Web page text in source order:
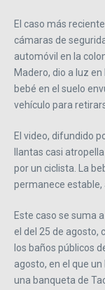
El caso más
cámaras de
automóvil en la
Madero, dio a luz
bebé en el suelo
vehículo para
El video, difundido
llantas casi
por un ciclista. La
permanece estable,
Este caso se suma
el del 25 de agosto,
los baños públicos
agosto, en el que
una banqueta de